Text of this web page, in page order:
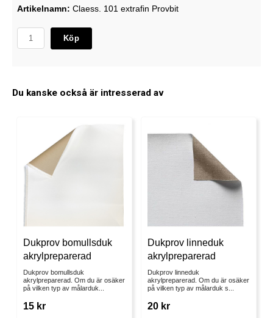
Artikelnamn: Claess. 101 extrafin Provbit
Köp
Du kanske också är intresserad av
Dukprov bomullsduk
akrylpreparerad
Dukprov bomullsduk
akrylpreparerad. Om du är osäker
på vilken typ av målarduk...
15 kr
Dukprov linneduk
akrylpreparerad
Dukprov linneduk
akrylpreparerad. Om du är osäker
på vilken typ av målarduk s...
20 kr